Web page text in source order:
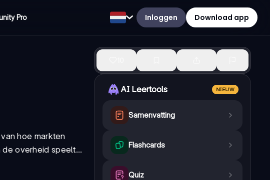
Pro Inloggen Download app
hoe markten
overheid speelt...
AI Leertools NIEUW
Samenvatting
Flashcards
Quiz